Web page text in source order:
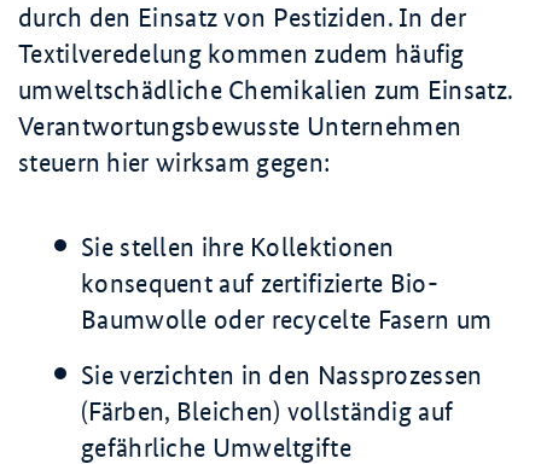
durch den Einsatz von Pestiziden. In der
Textilveredelung kommen zudem häufig
umweltschädliche Chemikalien zum Einsatz.
Verantwortungsbewusste Unternehmen
steuern hier wirksam gegen:
Sie stellen ihre Kollektionen
konsequent auf zertifizierte Bio-
Baumwolle oder recycelte Fasern um
Sie verzichten in den Nassprozessen
(Färben, Bleichen) vollständig auf
gefährliche Umweltgifte